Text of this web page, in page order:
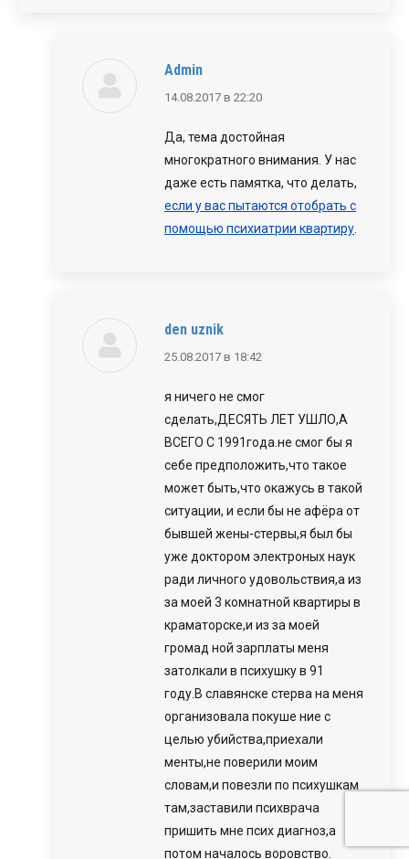
Admin
говорит:
14.08.2017 в 22:20
Да, тема достойная
многократного внимания. У нас
даже есть памятка, что делать,
если у вас пытаются отобрать с
помощью психиатрии квартиру
den uznik
говорит:
25.08.2017 в 18:42
я ничего не смог
сделать,ДЕСЯТЬ ЛЕТ УШЛО,А
ВСЕГО С 1991года.не смог бы я
себе предположить,что такое
может быть,что окажусь в такой
ситуации, и если бы не афёра от
бывшей жены-стервы,я был бы
уже доктором электроных наук
ради личного удовольствия,а из
за моей 3 комнатной квартиры в
краматорске,и из за моей
громад ной зарплаты меня
затолкали в психушку в 91
году.В славянске стерва на меня
организовала покуше ние с
целью убийства,приехали
менты,не поверили моим
словам,и повезли по психушкам
там,заставили психврача
пришить мне псих диагноз,а
потом началось воровство.